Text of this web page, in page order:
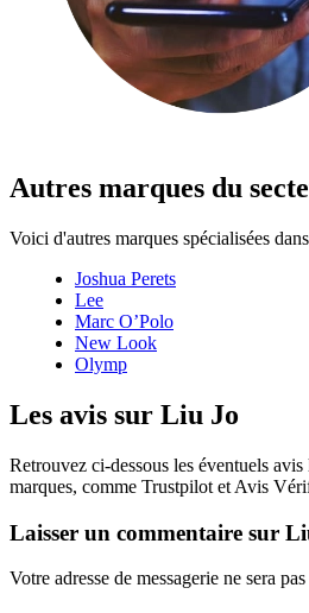
Autres marques du
Voici d'autres marques spécialisées
Joshua Perets
Lee
Marc O’Polo
New Look
Olymp
Les avis sur Liu Jo
Retrouvez ci-dessous les éventuels
marques, comme Trustpilot et Avis
Laisser un commentaire sur
Votre adresse de messagerie ne sera